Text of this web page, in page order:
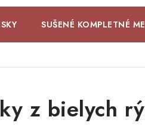
SUŠENÉ KOMPLETNÉ
z bielych